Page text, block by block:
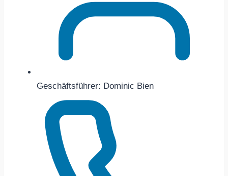
Geschäftsführer: Dominic Bien